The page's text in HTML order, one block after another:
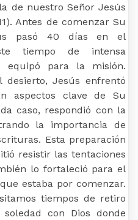
de nuestro Señor Jesús
Antes de comenzar Su
pasó 40 días en el
tiempo de intensa
equipó para la misión.
Jesús enfrentó
aspectos clave de Su
caso, respondió con la
la importancia de
Esta preparación
resistir las tentaciones
lo fortaleció para el
estaba por comenzar.
tiempos de retiro
con Dios donde